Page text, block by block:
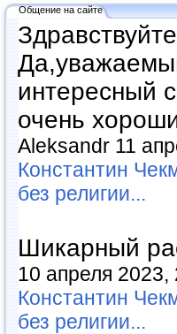
Общение на сайте
интересный
очень
Aleksandr 11
Константин
без религии...
Шикарный
10 апреля 2023,
Константин
без религии...